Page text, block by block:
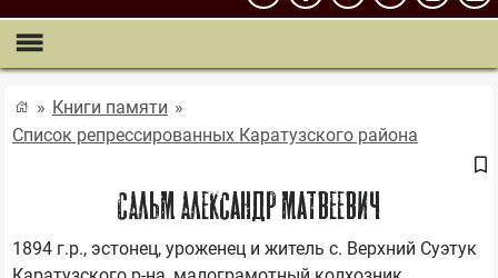
Книги памяти
Список репрессированных Каратузского района
САЛЬМ Александр Матвеевич
1894 г.р., эстонец, уроженец и житель с. Верхний Суэтук